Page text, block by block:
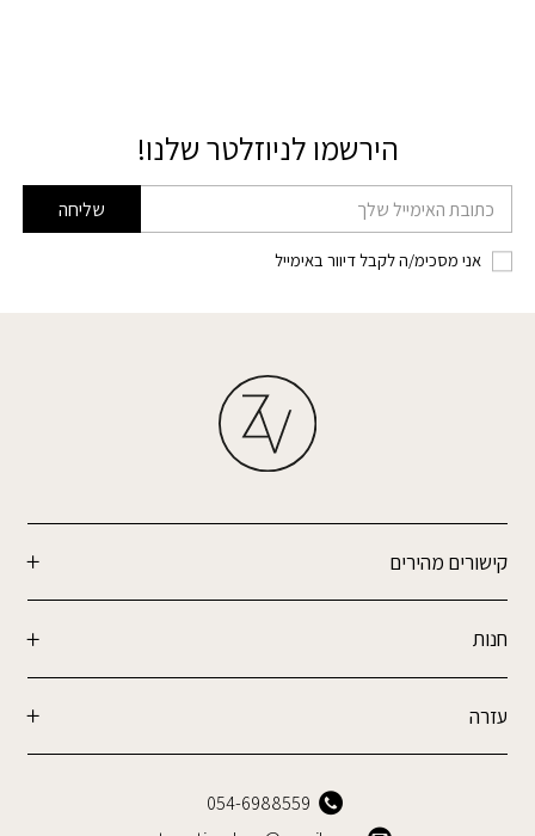
הירשמו לניוזלטר שלנו!
דוא׳׳ל שליחה
אני מסכימ/ה לקבל דיוור באימייל
קישורים מהירים
חנות
עזרה
054-6988559